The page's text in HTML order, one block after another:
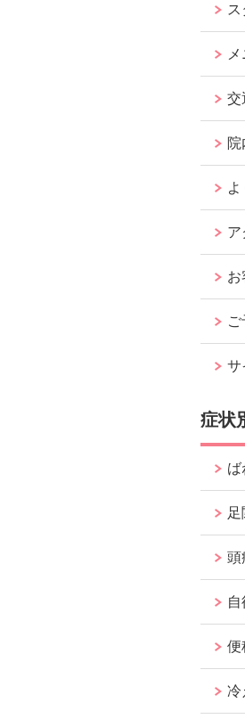
交
ア
お
サ
症状
ば
頭
便
冷